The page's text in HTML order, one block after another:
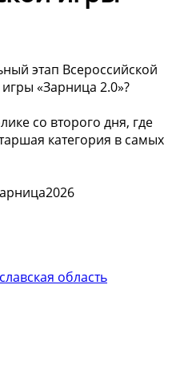
этап Всероссийской
«Зарница 2.0»?
со второго дня, где
категория в самых
область